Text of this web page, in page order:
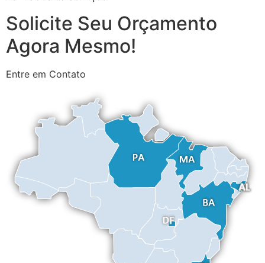
Solicite Seu Orçamento
Agora Mesmo!
Entre em Contato